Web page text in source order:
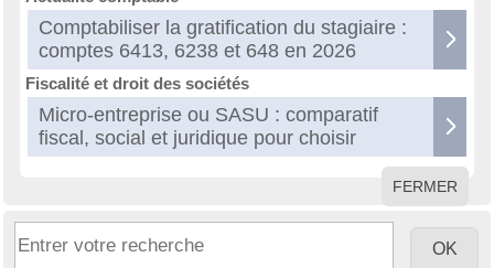
Comptabiliser la gratification du stagiaire :
comptes 6413, 6238 et 648 en 2026
Fiscalité et droit des sociétés
Micro-entreprise ou SASU : comparatif
fiscal, social et juridique pour choisir
FERMER